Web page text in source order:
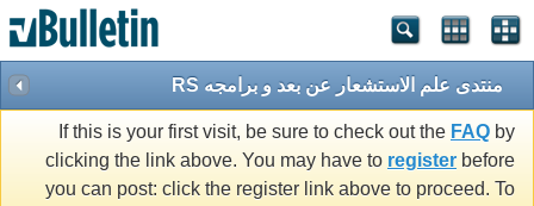
منتدى علم الاستشعار عن بعد و برامجه RS
If this is your first visit, be sure to check out the FAQ by
clicking the link above. You may have to register before
you can post: click the register link above to proceed. To